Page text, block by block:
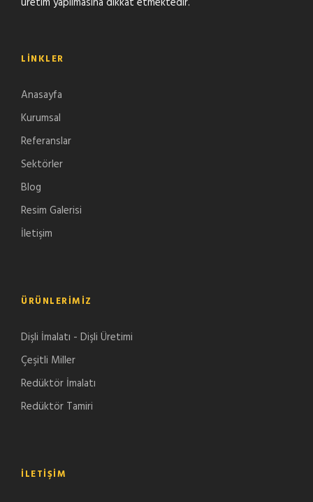
LINKLER
Anasayfa
Kurumsal
Referanslar
Sektörler
Blog
Resim Galerisi
İletişim
ÜRÜNLERIMIZ
Dişli İmalatı - Dişli Üretimi
Çeşitli Miller
Redüktör İmalatı
Redüktör Tamiri
İLETIŞIM